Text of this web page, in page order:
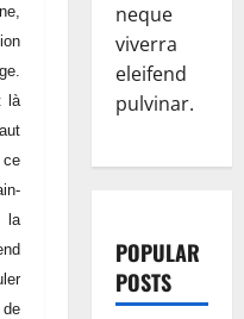
là
la
neque
viverra
eleifend
pulvinar.
POPULAR
POSTS